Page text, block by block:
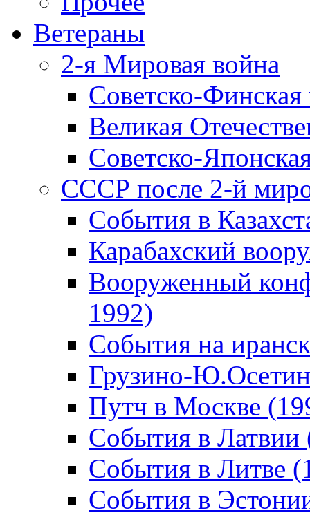
Ветераны
2-я Мировая война
Советско-
Великая
Советско-
СССР после 2-й
События в
Карабахский
Вооруженный
1992)
События на
Грузино-
Путч в Москве
События в Латвии
События в Литве
События в